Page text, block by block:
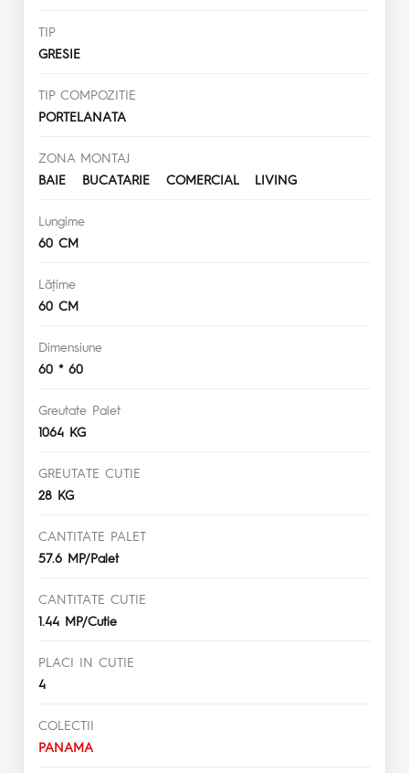
TIP
GRESIE
TIP COMPOZITIE
PORTELANATA
ZONA MONTAJ
BAIE BUCATARIE COMERCIAL LIVING
Lungime
60 CM
Lăţime
60 CM
Dimensiune
60 * 60
Greutate Palet
1064 KG
GREUTATE CUTIE
28 KG
CANTITATE PALET
57.6 MP/Palet
CANTITATE CUTIE
1.44 MP/Cutie
PLACI IN CUTIE
4
COLECTII
PANAMA